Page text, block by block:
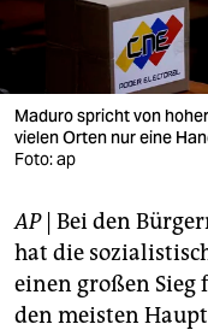
wahrheit
verlag
verlag
shop
fragen & hilfe
Maduro spricht von
vielen Orten nur eine
Foto: ap
AP| Bei den
hat die
einen großen Sieg
den meisten